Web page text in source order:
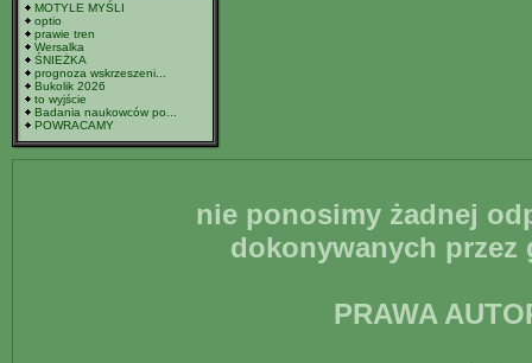
MOTYLE MYŚLI
optio
prawie tren
Wersalka
ŚNIEŻKA
prognoza wskrzeszeni...
Bukolik 2026
to wyjście
Badania naukowców po...
POWRACAMY
nie ponosimy żadnej
dokonywanych
PRAWA